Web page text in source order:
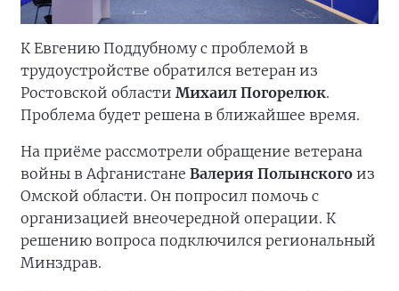
К Евгению Поддубному с проблемой в
трудоустройстве обратился ветеран из
Ростовской области Михаил Погорелюк.
Проблема будет решена в ближайшее время.
На приёме рассмотрели обращение ветерана
войны в Афганистане Валерия Полынского из
Омской области. Он попросил помочь с
организацией внеочередной операции. К
решению вопроса подключился региональный
Минздрав.